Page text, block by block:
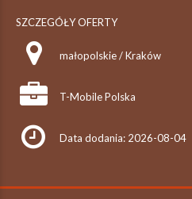
SZCZEGÓŁY OFERTY
małopolskie / Kraków
T-Mobile Polska
Data dodania: 2026-08-04